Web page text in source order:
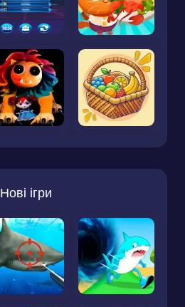
Нові ігри